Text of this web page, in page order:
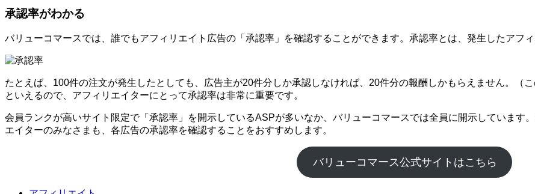
承認率がわかる
バリューコマースでは、誰でもアフィリエイト広告の「承認率」を確認することができます。承認率とは、発生したアフ
たとえば、100件の注文が発生したとしても、広告主が20件分しか承認しなければ、20件分の報酬しかもらえません。（
といえるので、アフィリエイターにとって承認率は非常に重要です。
会員ランクが高いサイト限定で「承認率」を開示しているASPが多いなか、バリューコマースでは全員に開示しています
エイターのみなさまも、各広告の承認率を確認することをおすすめします。
バリューコマース公式サイトはこちら